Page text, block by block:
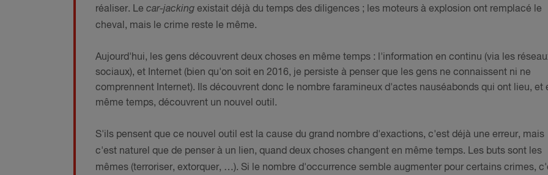
réaliser. Le car-jacking existait déjà du temps des diligences ; les moteurs à explosion ont remplacé le
cheval, mais le crime reste le même.
Aujourd'hui, les gens découvrent deux choses en même temps : l'information en continu (via les
sociaux), et Internet (bien qu'on soit en 2016, je persiste à penser que les gens ne connaissent ni ne
comprennent Internet). Ils découvrent donc le nombre faramineux d'actes nauséabonds qui ont lieu, et
même temps, découvrent un nouvel outil.
S'ils pensent que ce nouvel outil est la cause du grand nombre d'exactions, c'est déjà une erreur, mais
c'est naturel que de penser à un lien, quand deux choses changent en même temps. Les buts sont les
mêmes (terroriser, extorquer, …). Si le nombre d'occurrence semble augmenter pour certains crimes,